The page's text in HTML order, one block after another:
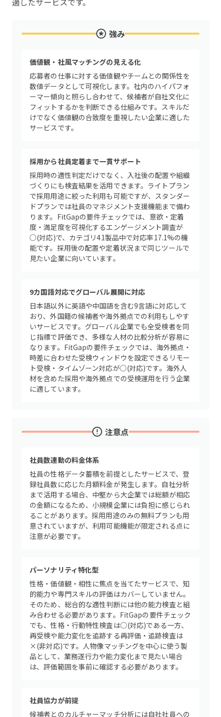
強み
価値観・社風マッチングの見える化
応募者の仕事に対する価値観やチームとの関係性を
数値データとして可視化します。社内のハイパフォ
ーマー傾向と照らし合わせて、候補者が自社文化に
フィットするかを判断できる仕組みです。スキルだ
けでなく価値観の合致度を重視したい企業に適した
サービスです。
採用から社員定着まで一貫サポート
採用時の適性判定だけでなく、入社後の配置や組織
づくりにも検査結果を活用できます。ライトプラン
で採用用途に絞った利用も可能ですが、スタンダー
ドプランでは社員のマネジメント支援機能まで備わ
ります。FitGapの要件チェックでは、意欲・定着
度・満足度を可視化するエンゲージメント調査が
○(対応)で、カテゴリ41製品中で対応率17.1%の機
能です。採用後の配置や定着状況まで同じツールで
見たい企業に向いています。
9カ国語対応でグローバル展開に対応
日本語以外に英語や中国語を含む9言語に対応して
おり、外国籍の候補者や海外拠点での利用もしやす
いサービスです。グローバル企業でも全受検者を同
じ指標で評価でき、多様な人材の比較分析が容易に
なります。FitGapの要件チェックでは、海外拠点・
時差に合わせた受検ウィンドウを設定できるリモー
ト受検・タイムゾーン対応が○(対応)です。海外人
材を含めた採用や海外拠点での受検運用を行う企業
に適しています。
注意点
社員数連動の料金体系
社員の性格データ蓄積を前提としたサービスで、登
録社員数に応じた月額料金が発生します。自社分析
まで活用する場合、中堅から大企業では総額が相応
の金額になるため、小規模企業には負担に感じられ
ることがあります。採用用途のみの無料プランも用
意されていますが、利用可能機能が限定される点に
注意が必要です。
パーソナリティ特化型
性格・価値観・相性に焦点を当てたサービスで、知
的能力や専門スキルの評価はカバーしていません。
そのため、総合的な適性判断には他の能力検査と組
み合わせる必要があります。FitGapの要件チェック
でも、性格・行動特性検査は○(対応)である一方、
再受検や能力変化を追跡する再評価・追跡検査は
×(非対応)です。人物像マッチングを中心に使う製
品として、業務遂行力や能力変化まで見たい場合
は、評価範囲を事前に確認する必要があります。
社員協力が前提
候補者とのカルチャーマッチ分析には自社社員への